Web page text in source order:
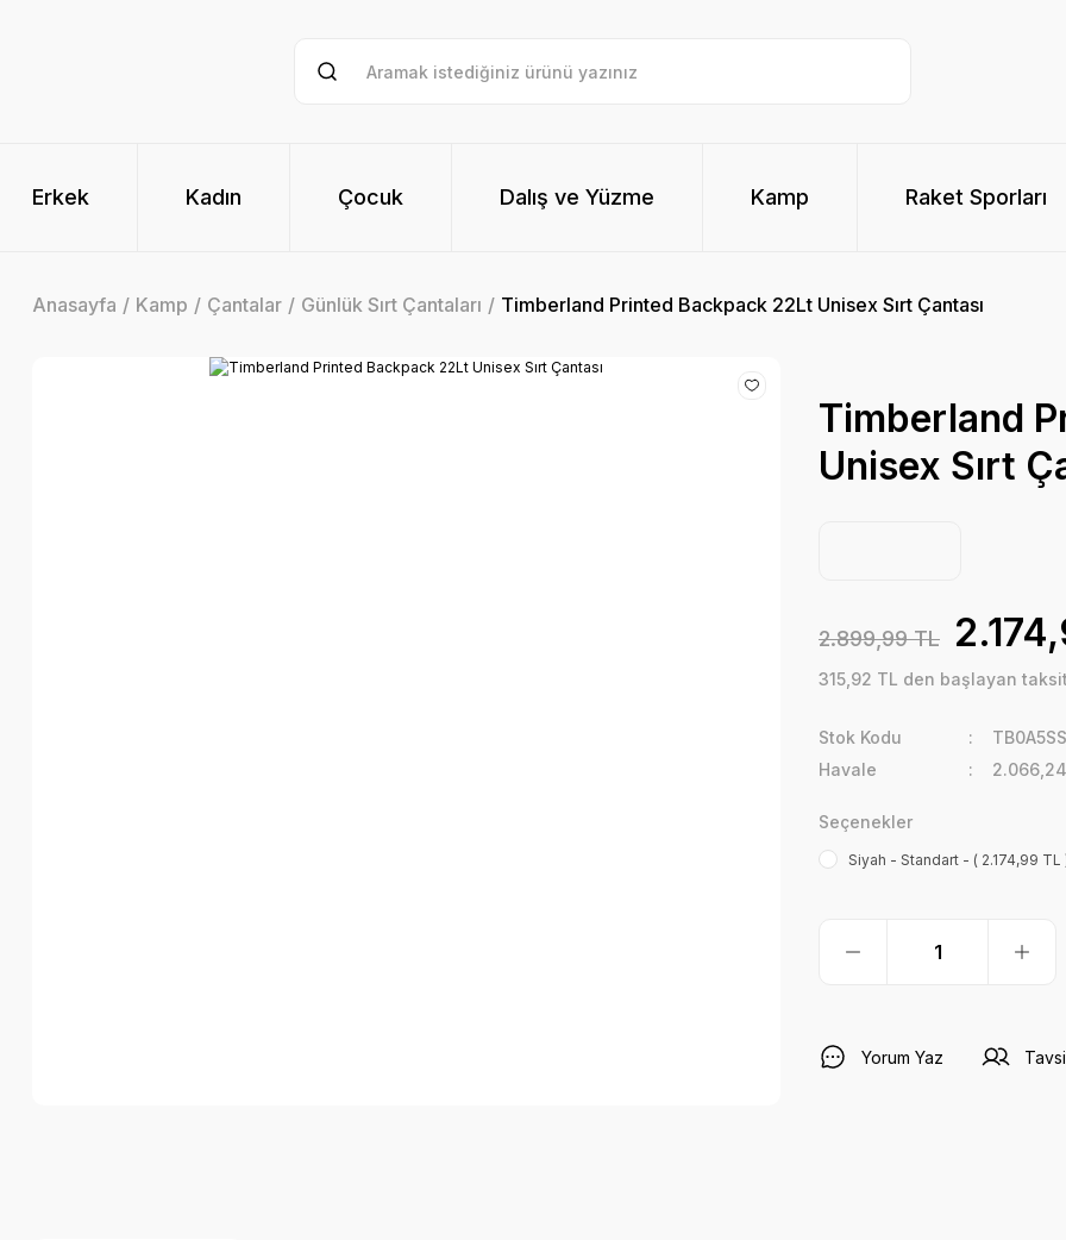
Erkek Kadın Çocuk Dalış ve Yüzme Kamp Raket Sporları
Anasayfa Kamp Çantalar Günlük Sırt Çantaları Timberland Printed Backpack 22Lt Unisex Sırt Çantası
Timberland
Unisex Sırt
2.899,99 TL
315,92 TL den başlayan
Stok Kodu
Havale
Seçenekler
Siyah - Standart - ( 2.174,99 TL
Yorum Yaz